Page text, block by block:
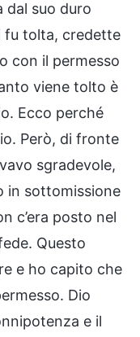
dal suo duro
fu tolta, credette
con il permesso
viene tolto è
Ecco perché
Però, di fronte
sgradevole,
in sottomissione
c’era posto nel
Questo
e ho capito che
Dio
e il